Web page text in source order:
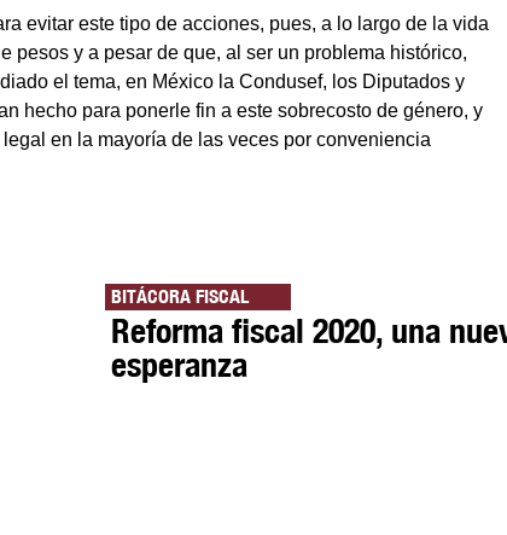
evitar este tipo de acciones, pues, a lo largo de la vida
pesos y a pesar de que, al ser un problema histórico,
el tema, en México la Condusef, los Diputados y
hecho para ponerle fin a este sobrecosto de género, y
en la mayoría de las veces por conveniencia
BITÁCORA FISCAL
Reforma fiscal 2020, una
esperanza